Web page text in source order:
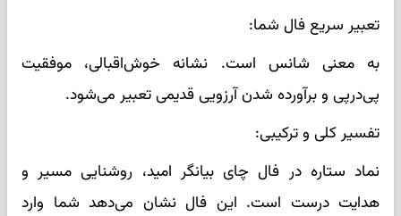
تعبیر سریع فال شما:
به معنی شانس است. نشانه خوش‌اقبالی، موفقیت
پی‌درپی و برآورده شدن آرزویی قدیمی تعبیر می‌شود.
تفسیر کلی و ترکیبی:
نماد ستاره در فال چای بیانگر امید، روشنایی مسیر و
هدایت درست است. این فال نشان می‌دهد شما وارد